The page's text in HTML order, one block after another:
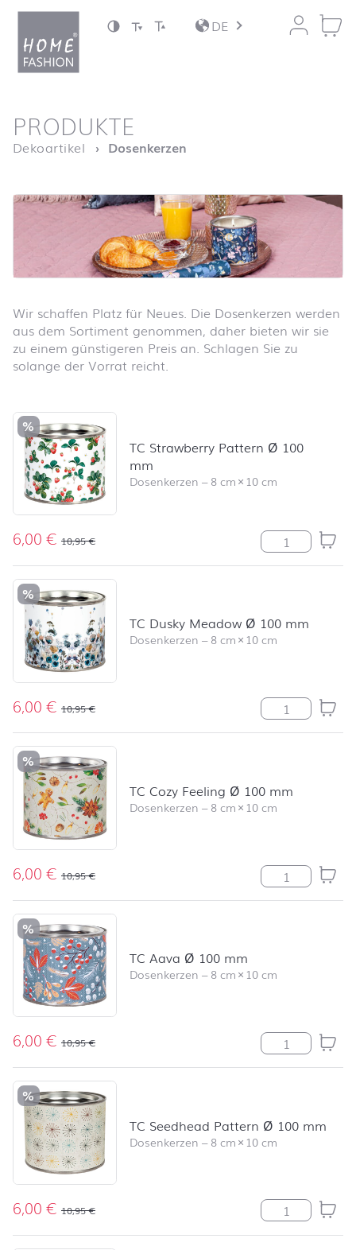
Zum Inhalt springen
DE
Startseite
PRODUKTE
Dekoartikel Dosenkerzen
Wir schaffen Platz für Neues. Die Dosenkerzen werden
aus dem Sortiment genommen, daher bieten wir sie
zu einem günstigeren Preis an. Schlagen Sie zu
solange der Vorrat reicht.
Produktliste überspringen und zum Filter springen
%
TC Strawberry Pattern Ø 100
mm
Dosenkerzen –8 cm× 10 cm
6,00€ 10,95€ TC Strawberry
%
TC Dusky Meadow Ø 100 mm
Dosenkerzen –8 cm× 10 cm
6,00€ 10,95€ TC Dusky
%
TC Cozy Feeling Ø 100 mm
Dosenkerzen –8 cm× 10 cm
6,00€ 10,95€ TC Cozy
%
TC Aava Ø 100 mm
Dosenkerzen –8 cm× 10 cm
6,00€ 10,95€ TC Aava Ø
%
TC Seedhead Pattern Ø 100 mm
Dosenkerzen –8 cm× 10 cm
6,00€ 10,95€ TC Seedhead